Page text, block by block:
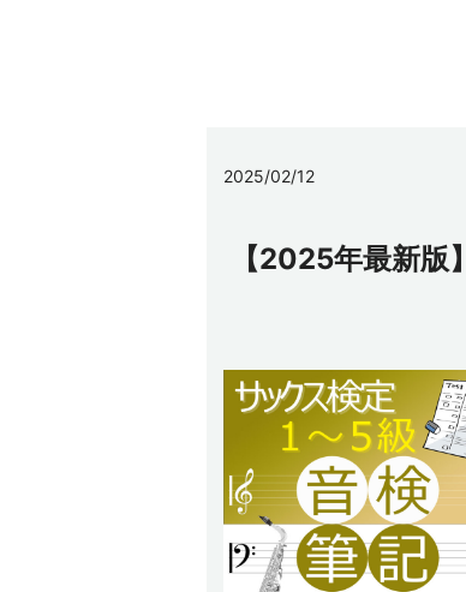
2025/02/12
【2025年最新